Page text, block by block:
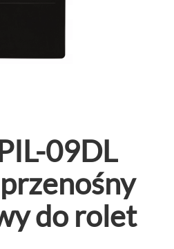
09DL
do rolet